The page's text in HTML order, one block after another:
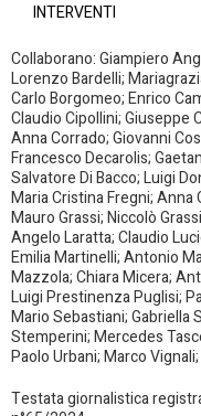
INTERVENTI
Collaborano: Giampiero
Lorenzo Bardelli;
Carlo Borgomeo; Enrico
Claudio Cipollini; Giuseppe
Anna Corrado; Giovanni
Francesco Decarolis;
Salvatore Di Bacco; Luigi
Maria Cristina Fregni; Anna
Mauro Grassi; Niccolò
Angelo Laratta; Claudio
Emilia Martinelli; Antonio
Mazzola; Chiara Micera;
Luigi Prestinenza Puglisi;
Mario Sebastiani; Gabriella
Stemperini; Mercedes
Paolo Urbani; Marco
Testata giornalistica